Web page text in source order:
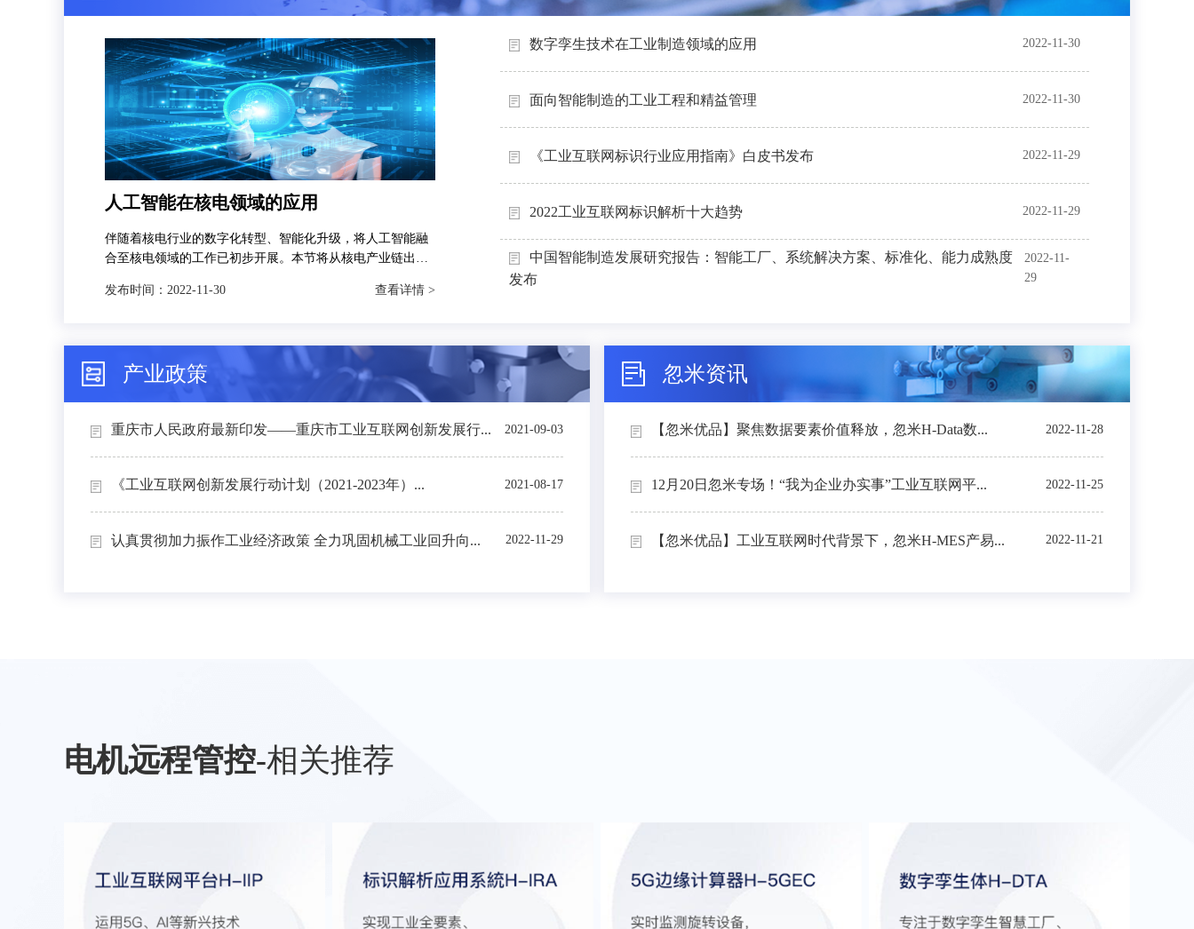
人工智能在核电领域的应用
伴随着核电行业的数字化转型、智能化升级，将人工智能融
合至核电领域的工作已初步开展。本节将从核电产业链出
和智能运维4个场景下的典型应用进行介绍。
发布时间： 2022-11-30 查看详情 >
数字孪生技术在工业制造领域的应用 2022-11-30
面向智能制造的工业工程和精益管理 2022-11-30
《工业互联网标识行业应用指南》白皮书发布 2022-11-29
2022工业互联网标识解析十大趋势 2022-11-29
中国智能制造发展研究报告：智能工厂、系统解决方案、标准化、能力成熟度
发布
2022-11-
29
产业政策
重庆市人民政府最新印发——重庆市工业互联网创新发展行... 2021-09-03
《工业互联网创新发展行动计划（2021-2023年）... 2021-08-17
认真贯彻加力振作工业经济政策 全力巩固机械工业回升向... 2022-11-29
忽米资讯
【忽米优品】聚焦数据要素价值释放，忽米H-Data数... 2022-11-28
12月20日忽米专场！“我为企业办实事”工业互联网平... 2022-11-25
【忽米优品】工业互联网时代背景下，忽米H-MES产易... 2022-11-21
电机远程管控-相关推荐